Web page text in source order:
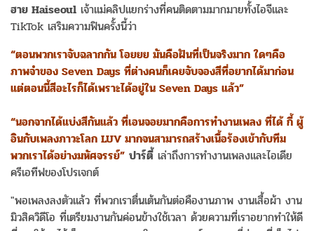
ฮาย Haiseoul เจ้าแม่คลิปแยกร่างที่คนติดตามมากมายทั้งไอจีและ
TikTok เสริมความฟินครั้งนี้ว่า
“ตอนพวกเราจับฉลากกัน โอยยย มันคือฝันที่เป็นจริงมาก ใดๆคือ
ภาพจำของ Seven Days ที่ต่างคนก็เคยจับจองสีที่อยากได้มาก่อน
แต่ตอนนี้สีอะไรก็ได้เพราะได้อยู่ใน Seven Days แล้ว”
“นอกจากได้แบ่งสีกันแล้ว ที่เอนจอยมากคือการทำงานเพลง ที่ได้ กี้ ผู้
อินกับเพลงภาวะโลก LUV มากจนสามารถสร้างเนื้อร้องเข้ากับทีม
พวกเราได้อย่างมหัศจรรย์” ปาร์ตี้ เล่าถึงการทำงานเพลงและไอเดีย
ครีเอทีฟของโปรเจกต์
"พอเพลงลงตัวแล้ว ที่พวกเราตื่นเต้นกันต่อคืองานภาพ งานเสื้อผ้า งาน
มิวสิควิดีโอ ที่เตรียมงานกันค่อนข้างใช้เวลา ด้วยความที่เราอยากทำให้ดี